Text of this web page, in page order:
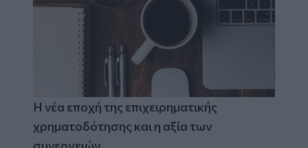
Η νέα εποχή της επιχειρηματικής
χρηματοδότησης και η αξία των